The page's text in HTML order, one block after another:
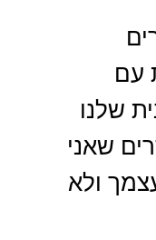
עם
שלנו
שאני
ולא